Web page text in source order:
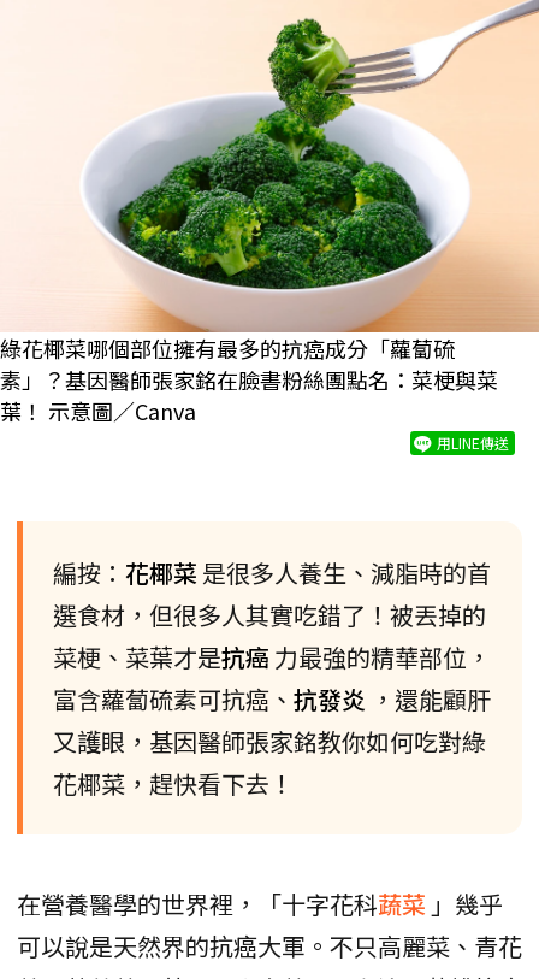
綠花椰菜哪個部位擁有最多的抗癌成分「蘿蔔硫
素」？基因醫師張家銘在臉書粉絲團點名：菜梗與菜
葉！ 示意圖／Canva
用LINE傳送
編按： 花椰菜 是很多人養生、減脂時的首
選食材，但很多人其實吃錯了！被丟掉的
菜梗、菜葉才是抗癌 力最強的精華部位，
富含蘿蔔硫素可抗癌、 抗發炎 ，還能顧肝
又護眼，基因醫師張家銘教你如何吃對綠
花椰菜，趕快看下去！
在營養醫學的世界裡，「十字花科蔬菜 」幾乎
可以說是天然界的抗癌大軍。不只高麗菜、青花